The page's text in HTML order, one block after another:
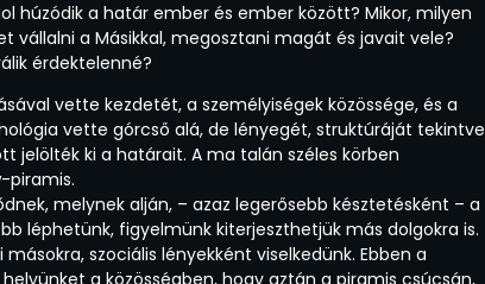
húzódik a határ ember és ember között? Mikor, milyen
a Másikkal, megosztani magát és javait vele?
érdektelenné?
vette kezdetét, a személyiségek közössége, és a
vette górcső alá, de lényegét, struktúráját tekintve
jelölték ki a határait. A ma talán széles körben
piramis.
melynek alján, – azaz legerősebb késztetésként – a
léphetünk, figyelmünk kiterjeszthetjük más dolgokra is.
szociális lényekként viselkedünk. Ebben a
a közösségben, hogy aztán a piramis csúcsán,